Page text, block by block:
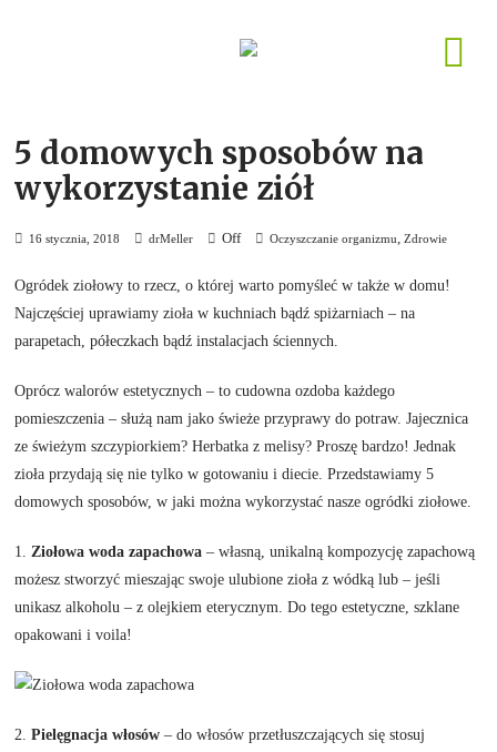
5 domowych sposobów na
wykorzystanie ziół
16 stycznia, 2018 drMeller Off Oczyszczanie organizmu ,Zdrowie
Ogródek ziołowy to rzecz, o której warto pomyśleć w także w domu!
Najczęściej uprawiamy zioła w kuchniach bądź spiżarniach – na
parapetach, półeczkach bądź instalacjach ściennych.
Oprócz walorów estetycznych – to cudowna ozdoba każdego
pomieszczenia – służą nam jako świeże przyprawy do potraw. Jajecznica
ze świeżym szczypiorkiem? Herbatka z melisy? Proszę bardzo! Jednak
zioła przydają się nie tylko w gotowaniu i diecie. Przedstawiamy 5
domowych sposobów, w jaki można wykorzystać nasze ogródki ziołowe.
1. Ziołowa woda zapachowa – własną, unikalną kompozycję zapachową
możesz stworzyć mieszając swoje ulubione zioła z wódką lub – jeśli
unikasz alkoholu – z olejkiem eterycznym. Do tego estetyczne, szklane
opakowani i voila!
2.Pielęgnacja włosów – do włosów przetłuszczających się stosuj